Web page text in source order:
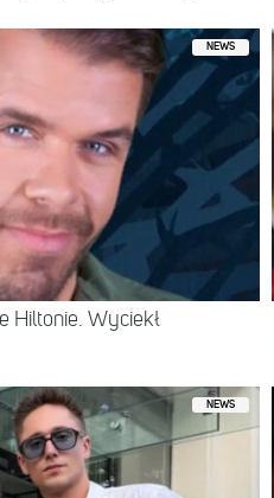
NEWS
Hiltonie. Wyciekł
NEWS